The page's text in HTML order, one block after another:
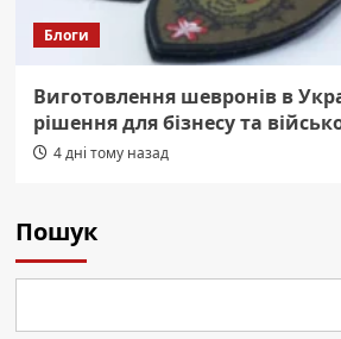
Блоги
Виготовлення шевронів в
рішення для бізнесу та
4 дні тому назад
Пошук